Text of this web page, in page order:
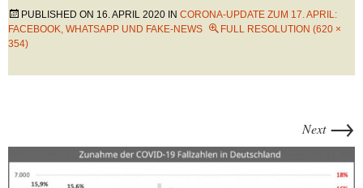
PUBLISHED ON 16. APRIL 2020 IN CORONA-UPDATE ZUM 17. APRIL:
FACEBOOK, WHATSAPP UND FAKE-NEWS
FULL RESOLUTION (620 ×
354)
Next →